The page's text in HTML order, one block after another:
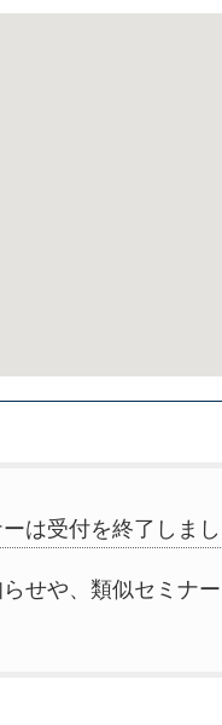
は受付を終了しまし
せや、類似セミナ